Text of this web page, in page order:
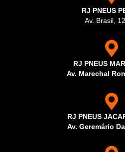
RJ PNEUS
Av. Brasil,
RJ PNEUS
Av. Marechal
RJ PNEUS
Av. Geremário